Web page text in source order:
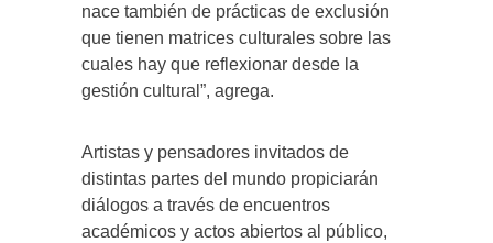
nace también de prácticas de exclusión
que tienen matrices culturales sobre las
cuales hay que reflexionar desde la
gestión cultural”, agrega.
Artistas y pensadores invitados de
distintas partes del mundo propiciarán
diálogos a través de encuentros
académicos y actos abiertos al público,